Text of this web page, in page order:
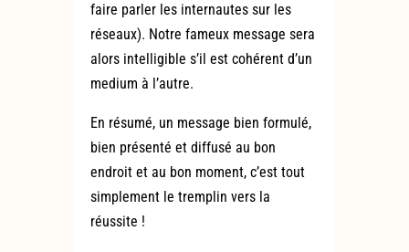
faire parler les internautes sur les
réseaux). Notre fameux message sera
alors intelligible s’il est cohérent d’un
medium à l’autre.
En résumé, un message bien formulé,
bien présenté et diffusé au bon
endroit et au bon moment, c’est tout
simplement le tremplin vers la
réussite !